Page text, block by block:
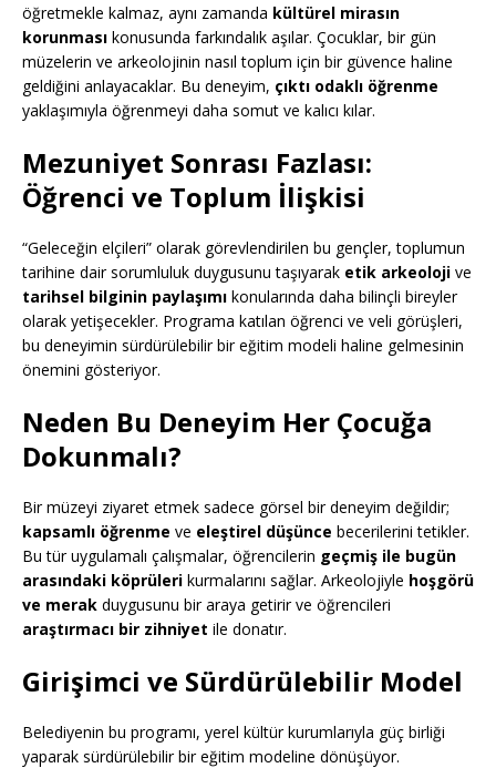
öğretmekle kalmaz, aynı zamanda kültürel mirasın
korunması konusunda farkındalık aşılar. Çocuklar, bir gün
müzelerin ve arkeolojinin nasıl toplum için bir güvence haline
geldiğini anlayacaklar. Bu deneyim, çıktı odaklı öğrenme
yaklaşımıyla öğrenmeyi daha somut ve kalıcı kılar.
Mezuniyet Sonrası Fazlası:
Öğrenci ve Toplum İlişkisi
“Geleceğin elçileri” olarak görevlendirilen bu gençler, toplumun
tarihine dair sorumluluk duygusunu taşıyarak etik arkeoloji ve
tarihsel bilginin paylaşımı konularında daha bilinçli bireyler
olarak yetişecekler. Programa katılan öğrenci ve veli görüşleri,
bu deneyimin sürdürülebilir bir eğitim modeli haline gelmesinin
önemini gösteriyor.
Neden Bu Deneyim Her Çocuğa
Dokunmalı?
Bir müzeyi ziyaret etmek sadece görsel bir deneyim değildir;
kapsamlı öğrenme ve eleştirel düşünce becerilerini tetikler.
Bu tür uygulamalı çalışmalar, öğrencilerin geçmiş ile bugün
arasındaki köprüleri kurmalarını sağlar. Arkeolojiyle hoşgörü
ve merak duygusunu bir araya getirir ve öğrencileri
araştırmacı bir zihniyet ile donatır.
Girişimci ve Sürdürülebilir Model
Belediyenin bu programı, yerel kültür kurumlarıyla güç birliği
yaparak sürdürülebilir bir eğitim modeline dönüşüyor.